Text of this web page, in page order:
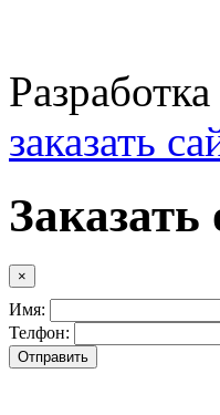
заказать
×
Имя:
Телфон: